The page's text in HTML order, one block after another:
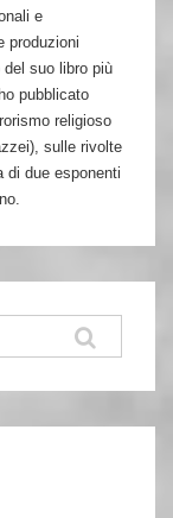
e
produzioni
suo libro più
pubblicato
religioso
sulle rivolte
due esponenti